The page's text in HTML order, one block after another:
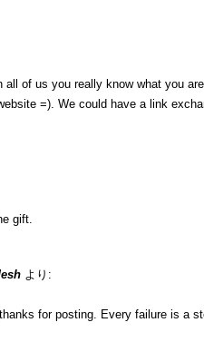
of us you really know what you
=). We could have a link
gift.
より:
for posting. Every failure is a